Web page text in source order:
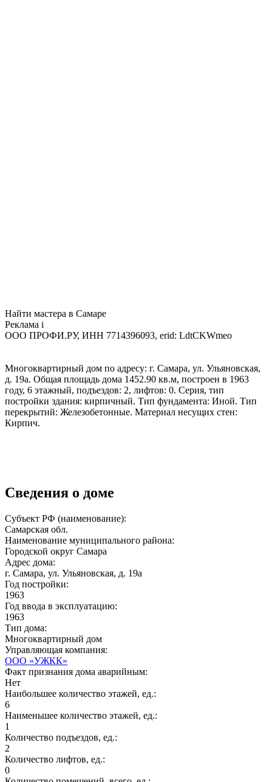
Найти мастера в Самаре
Реклама i
ООО ПРОФИ.РУ, ИНН 7714396093, erid: LdtCKWmeo
Многоквартирный дом по адресу: г. Самара, ул. Ульяновская,
д. 19а. Общая площадь дома 1452.90 кв.м, построен в 1963
году, 6 этажный, подъездов: 2, лифтов: 0. Серия, тип
постройки здания: кирпичный. Тип фундамента: Иной. Тип
перекрытий: Железобетонные. Материал несущих стен:
Кирпич.
Сведения о доме
Субъект РФ (наименование):
Самарская обл.
Наименование муниципального района:
Городской округ Самара
Адрес дома:
г. Самара, ул. Ульяновская, д. 19а
Год постройки:
1963
Год ввода в эксплуатацию:
1963
Тип дома:
Многоквартирный дом
Управляющая компания:
ООО «УЖКК»
Факт признания дома аварийным:
Нет
Наибольшее количество этажей, ед.:
6
Наименьшее количество этажей, ед.:
1
Количество подъездов, ед.:
2
Количество лифтов, ед.:
0